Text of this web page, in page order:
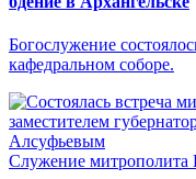
Богослужение
кафедральном соборе.
Служение митрополита